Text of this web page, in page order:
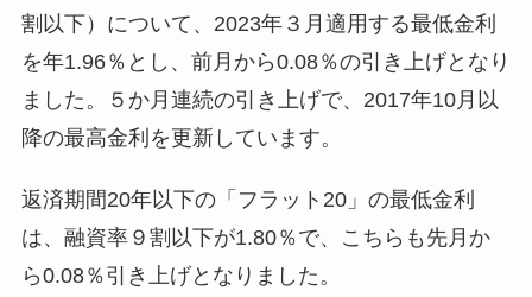
割以下）について、2023年３月適用する最低金利
を年1.96％とし、前月から0.08％の引き上げとなり
ました。５か月連続の引き上げで、2017年10月以
降の最高金利を更新しています。
返済期間20年以下の「フラット20」の最低金利
は、融資率９割以下が1.80％で、こちらも先月か
ら0.08％引き上げとなりました。